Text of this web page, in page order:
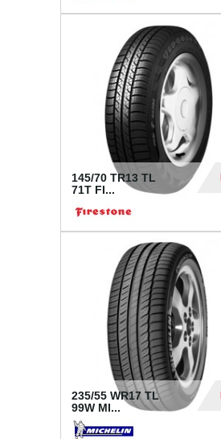
145/70 TR13 TL
71T FI...
235/55 WR17 TL
99W MI...